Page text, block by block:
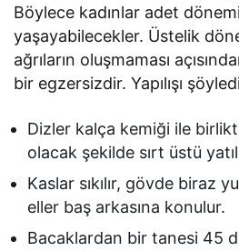
Böylece kadınlar adet
yaşayabilecekler. Üstelik
ağrıların oluşmaması
bir egzersizdir. Yapılışı
Dizler kalça kemiği ile
olacak şekilde sırt üstü
Kaslar sıkılır, gövde biraz
eller baş arkasına konulur.
Bacaklardan bir tanesi 45